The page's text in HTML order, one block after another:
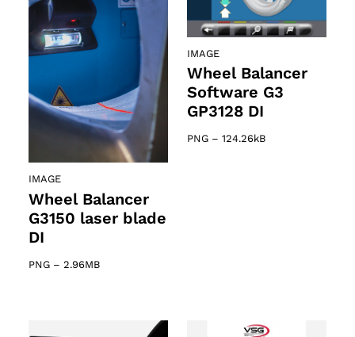
IMAGE
Wheel Balancer
G3150 laser blade
DI
PNG – 2.96MB
IMAGE
Wheel Balancer
Software G3
GP3128 DI
PNG – 124.26kB